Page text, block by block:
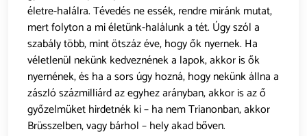
életre-halálra. Tévedés ne essék, rendre miránk mutat,
mert folyton a mi életünk-halálunk a tét. Úgy szól a
szabály több, mint ötszáz éve, hogy ők nyernek. Ha
véletlenül nekünk kedveznének a lapok, akkor is ők
nyernének, és ha a sors úgy hozná, hogy nekünk állna a
zászló százmilliárd az egyhez arányban, akkor is az ő
győzelmüket hirdetnék ki – ha nem Trianonban, akkor
Brüsszelben, vagy bárhol – hely akad bőven.